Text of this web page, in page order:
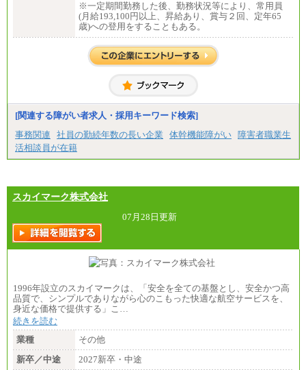
③月給172,500円以上
④月給23万円～37万円
⑤月給20万円～25万円
⑥月給33万円～48万円
⑦月給271,000円以上
⑧～⑮月給200,000円〜月給400,000円
⑰月給237,000円以上
⑱月給212,000円以上
⑲東京：月給202,000 円以上 、京都：月給193,000 円
以上
⑳月給205,000円以上
㉑月給185,000 円以上
㉒月給185,000 円以上
※全コース共通※ 能力・経験・勤務地などにより
※一定期間勤務した後、勤務状況等により、常用員
(月給193,100円以上、昇給あり、賞与２回、定年65
歳)への登用をすることもある。
[関連する障がい者求人・採用キーワード検索]
事務関連
社員の勤続年数の長い企業 体幹機能障がい 障害者職業生
活相談員が在籍
スカイマーク株式会社
07月28日更新
1996年設立のスカイマークは、「安全を全ての基盤とし、安全かつ高
品質で、シンプルでありながら心のこもった快適な航空サービスを、
身近な価格で提供する」こ…
続きを読む
業種
その他
新卒／中途
2027新卒・中途